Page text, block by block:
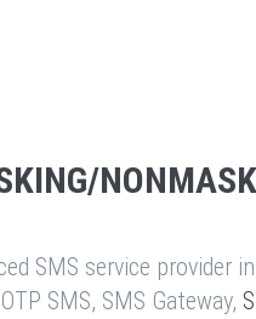
SMS service provider
SMS, SMS Gateway,